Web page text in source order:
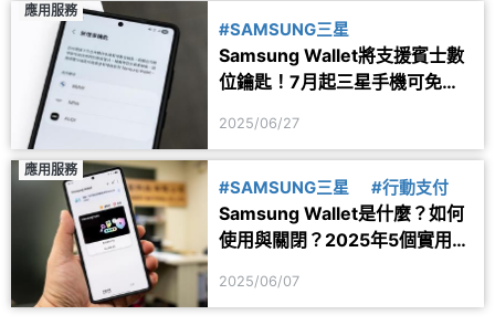
應用服務
#SAMSUNG三星
Samsung Wallet將支援賓士數
位鑰匙！7月起三星手機可免鑰
2025/06/27
應用服務
#SAMSUNG三星 #行動支付
Samsung Wallet是什麼？如何
使用與關閉？2025年5個實用功
2025/06/07